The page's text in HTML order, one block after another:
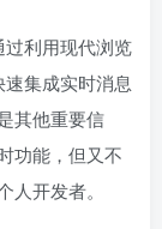
利用现代浏览
集成实时消息
其他重要信
功能，但又不
开发者。